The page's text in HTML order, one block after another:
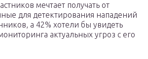
мечтает получать от
для детектирования нападений
а 42% хотели бы увидеть
актуальных угроз с его